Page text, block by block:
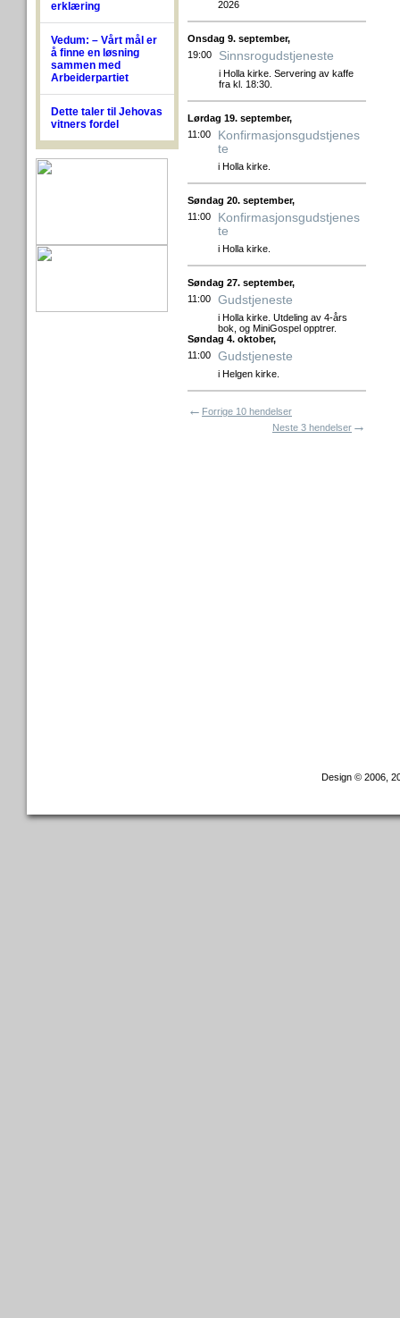
erklæring
Vedum: – Vårt mål er
å finne en løsning
sammen med
Arbeiderpartiet
Dette taler til Jehovas
vitners fordel
2026
Onsdag 9. september,
19:00
Sinnsrogudstjeneste
i Holla kirke. Servering av kaffe
fra kl. 18:30.
Lørdag 19. september,
11:00
Konfirmasjonsgudstjenes
te
i Holla kirke.
Søndag 20. september,
11:00
Konfirmasjonsgudstjenes
te
i Holla kirke.
Søndag 27. september,
11:00
Gudstjeneste
i Holla kirke. Utdeling av 4-års
bok, og MiniGospel opptrer.
Søndag 4. oktober,
11:00
Gudstjeneste
i Helgen kirke.
← Forrige 10 hendelser
Neste 3 hendelser →
Design © 2006,